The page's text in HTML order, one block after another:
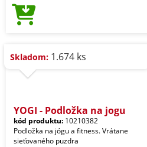
Skladom: 1.674 ks
YOGI - Podložka na jogu
kód produktu: 10210382
Podložka na jógu a fitness. Vrátane
sieťovaného puzdra